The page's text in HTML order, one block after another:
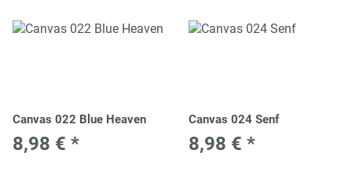
Canvas 022 Blue Heaven
8,98 € *
Canvas 024 Senf
8,98 € *